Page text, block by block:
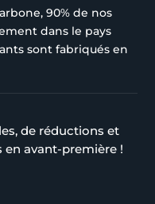
90% de nos
dans le pays
sont fabriqués en
de réductions et
en avant-première !